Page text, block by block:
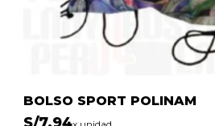
BOLSO SPORT POLINAM